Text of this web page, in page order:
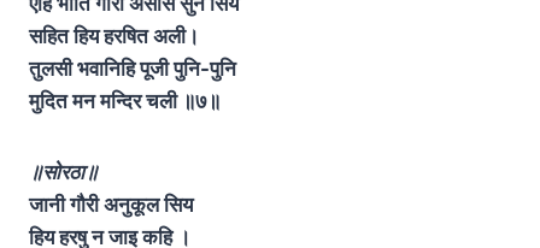
सहित हिय हरषित अली।
तुलसी भवानिहि पूजी पुनि-पुनि
मुदित मन मन्दिर चली॥७॥
॥सोरठा॥
जानी गौरी अनुकूल सिय
हिय हरषु न जाइ कहि ।